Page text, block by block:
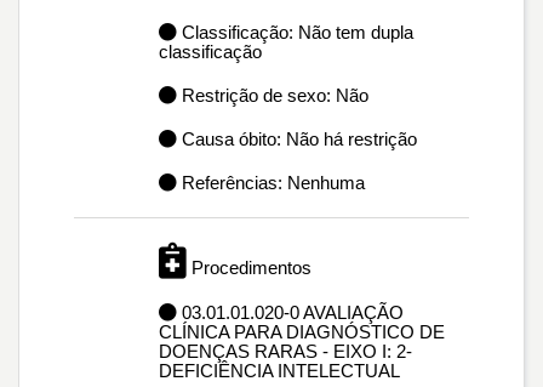
Classificação: Não tem dupla
classificação
Restrição de sexo: Não
Causa óbito: Não há restrição
Referências: Nenhuma
Procedimentos
03.01.01.020-0 AVALIAÇÃO
CLÍNICA PARA DIAGNÓSTICO DE
DOENÇAS RARAS - EIXO I: 2-
DEFICIÊNCIA INTELECTUAL